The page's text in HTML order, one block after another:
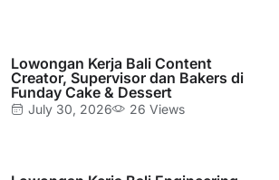
Lowongan Kerja Bali Content
Creator, Supervisor dan Bakers di
Funday Cake & Dessert
July 30, 2026 26 Views